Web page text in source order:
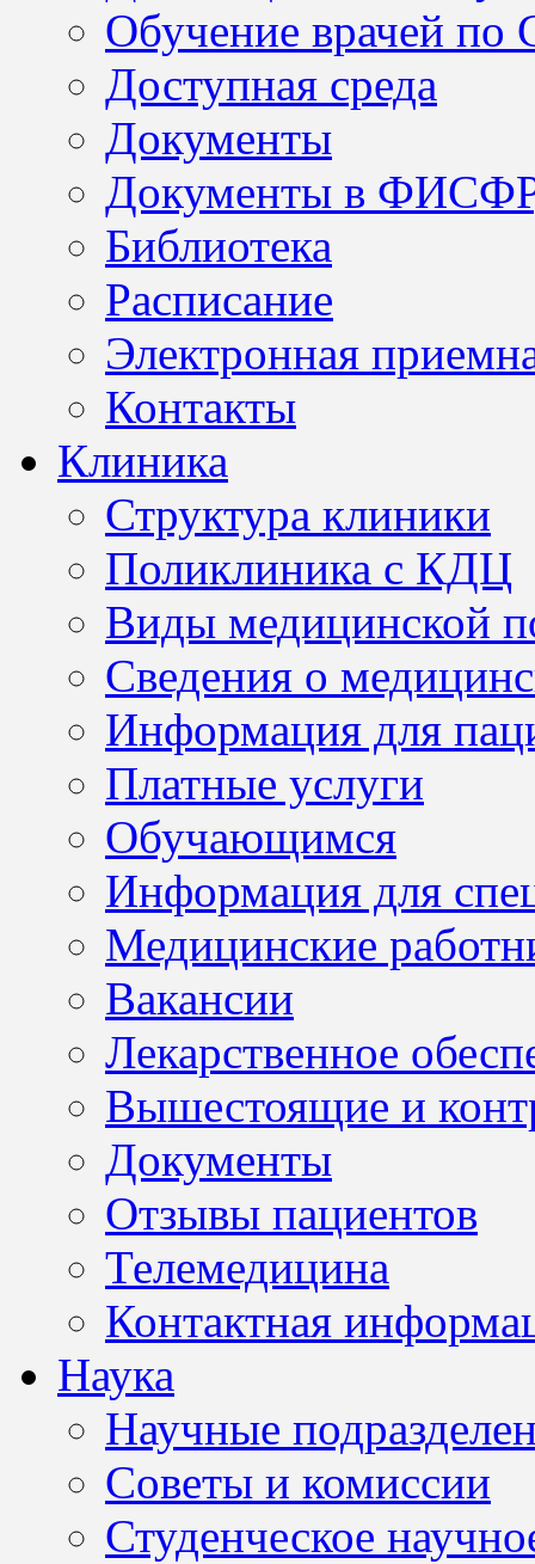
Обучение врачей по
Доступная среда
Документы
Документы в
Библиотека
Расписание
Электронная
Контакты
Клиника
Структура клиники
Поликлиника с КДЦ
Виды медицинской
Сведения о
Информация для
Платные услуги
Обучающимся
Информация для
Медицинские
Вакансии
Лекарственное
Вышестоящие и
Документы
Отзывы пациентов
Телемедицина
Контактная
Наука
Научные
Советы и комиссии
Студенческое